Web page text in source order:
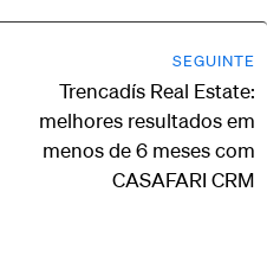
SEGUINTE
Trencadís Real Estate:
melhores resultados em
menos de 6 meses com
CASAFARI CRM